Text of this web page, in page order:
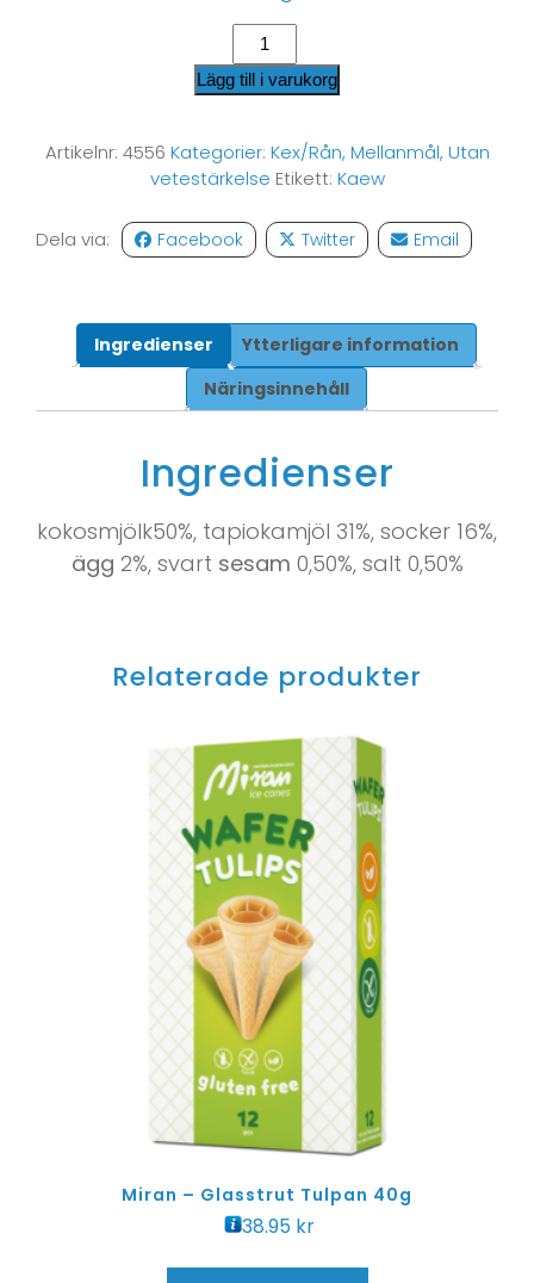
Lägg till i varukorg
Artikelnr: 4556 Kategorier: Kex/Rån, Mellanmål, Utan
vetestärkelse Etikett: Kaew
Dela via: Facebook Twitter Email
Ingredienser
Ytterligare information
Näringsinnehåll
Ingredienser
kokosmjölk50%, tapiokamjöl 31%, socker 16%,
ägg 2%, svart sesam 0,50%, salt 0,50%
Relaterade produkter
Miran – Glasstrut Tulpan 40g
38.95 kr